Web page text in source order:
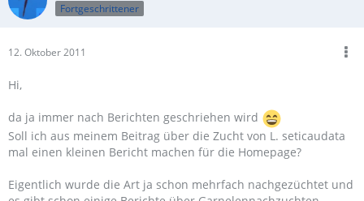
Fortgeschrittener
12. Oktober 2011
Hi,
da ja immer nach Berichten geschriehen wird
Soll ich aus meinem Beitrag über die Zucht von L. seticaudata
mal einen kleinen Bericht machen für die Homepage?
Eigentlich wurde die Art ja schon mehrfach nachgezüchtet und